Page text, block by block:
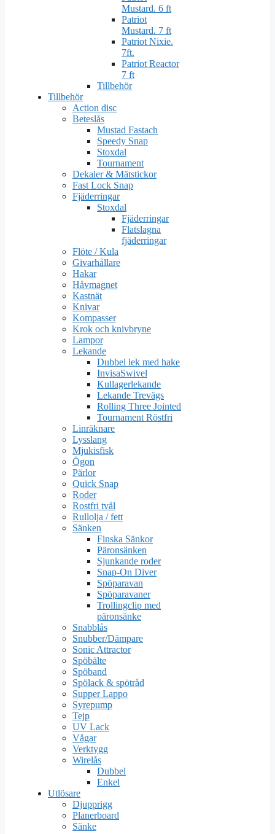
Mustard. 6 ft
Patriot
Mustard. 7 ft
Patriot Nixie.
7ft.
Patriot Reactor
7 ft
Tillbehör
Tillbehör
Action disc
Beteslås
Mustad Fastach
Speedy Snap
Stoxdal
Tournament
Dekaler & Mätstickor
Fast Lock Snap
Fjäderringar
Stoxdal
Fjäderringar
Flatslagna
fjäderringar
Flöte / Kula
Givarhållare
Hakar
Håvmagnet
Kastnät
Knivar
Kompasser
Krok och knivbryne
Lampor
Lekande
Dubbel lek med hake
InvisaSwivel
Kullagerlekande
Lekande Trevägs
Rolling Three Jointed
Tournament Röstfri
Linräknare
Lysslang
Mjukisfisk
Ögon
Pärlor
Quick Snap
Roder
Rostfri tvål
Rullolja / fett
Sänken
Finska Sänkor
Päronsänken
Sjunkande roder
Snap-On Diver
Spöparavan
Spöparavaner
Trollingclip med
päronsänke
Snabblås
Snubber/Dämpare
Sonic Attractor
Spöbälte
Spöband
Spölack & spötråd
Supper Lappo
Syrepump
Tejp
UV Lack
Vågar
Verktygg
Wirelås
Dubbel
Enkel
Utlösare
Djupprigg
Planerboard
Sänke